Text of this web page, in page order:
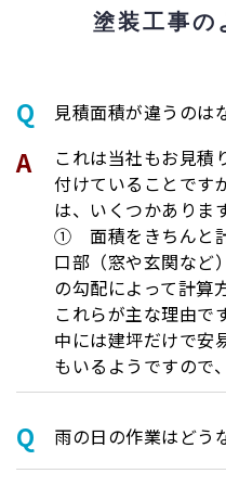
塗装工事の
⾒積⾯積が違うのは
これは当社もお見積
付けていることです
は、いくつかあります
① 面積をきちんと
口部（窓や玄関な
の勾配によって計算
これらが主な理由です
中には建坪だけで安
もいるようですので
⾬の日の作業はどう